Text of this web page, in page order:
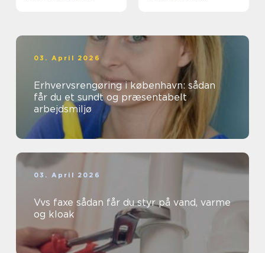
03. April 2026
Erhvervsrengøring i københavn: sådan
får du et sundt og præsentabelt
arbejdsmiljø
03. April 2026
Vvs faxe sådan får du styr på vand, varme
og kloak